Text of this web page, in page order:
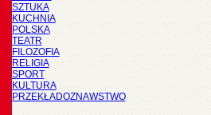
SZTUKA
KUCHNIA
POLSKA
TEATR
FILOZOFIA
RELIGIA
SPORT
KULTURA
PRZEKŁADOZNAWSTWO